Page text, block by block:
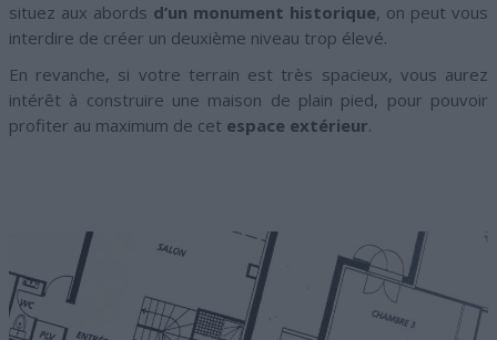
situez aux abords d’un monument historique, on peut vous
interdire de créer un deuxième niveau trop élevé.
En revanche, si votre terrain est très spacieux, vous aurez
intérêt à construire une maison de plain pied, pour pouvoir
profiter au maximum de cet espace extérieur.